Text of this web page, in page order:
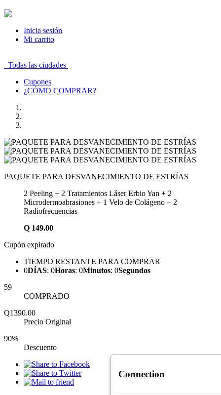
Inicia sesión
Mi carrito
Todas las ciudades
Cupones
¿CÓMO COMPRAR?
PAQUETE PARA DESVANECIMIENTO DE ESTRÍAS
2 Peeling + 2 Tratamientos Láser Erbio Yan + 2
Microdermoabrasiones + 1 Velo de Colágeno + 2
Radiofrecuencias
Q 149.00
Cupón expirado
TIEMPO RESTANTE PARA COMPRAR
0DÍAS: 0Horas: 0Minutos: 0Segundos
59
COMPRADO
Q1390.00
Precio Original
90%
Descuento
Connection